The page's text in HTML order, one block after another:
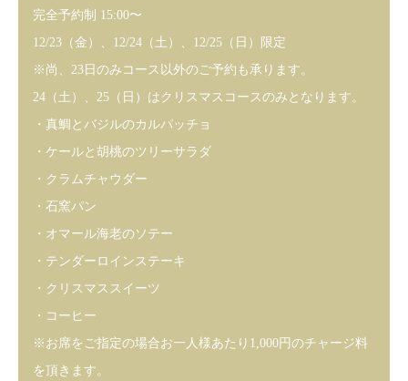
完全予約制 15:00〜
12/23（金）、12/24（土）、12/25（日）限定
※尚、23日のみコース以外のご予約も承ります。
24（土）、25（日）はクリスマスコースのみとなります。
・真鯛とバジルのカルパッチョ
・ケールと胡桃のツリーサラダ
・クラムチャウダー
・石窯パン
・オマール海老のソテー
・テンダーロインステーキ
・クリスマススイーツ
・コーヒー
※お席をご指定の場合お一人様あたり1,000円のチャージ料
を頂きます。